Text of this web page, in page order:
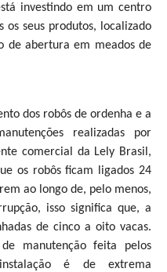
investindo em um centro
seus produtos, localizado
de abertura em meados de
dos robôs de ordenha e a
realizadas por
comercial da Lely Brasil,
os robôs ficam ligados 24
ao longo de, pelo menos,
isso significa que, a
de cinco a oito vacas.
manutenção feita pelos
é de extrema